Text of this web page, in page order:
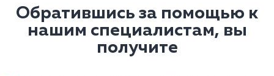
Обратившись за помощью к
нашим специалистам, вы
получите